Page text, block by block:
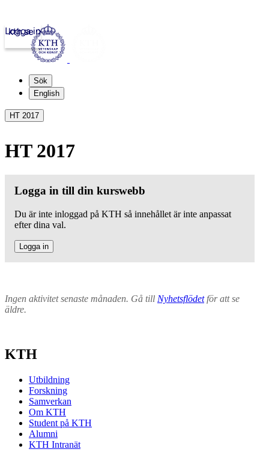
kth.se
Logga in
Sök
English
HT 2017
HT 2017
Logga in till din kurswebb
Du är inte inloggad på KTH så innehållet är inte anpassat
efter dina val.
Logga in
Ingen aktivitet senaste månaden. Gå till Nyhetsflödetför att se
äldre.
KTH
Utbildning
Forskning
Samverkan
Om KTH
Student på KTH
Alumni
KTH Intranät